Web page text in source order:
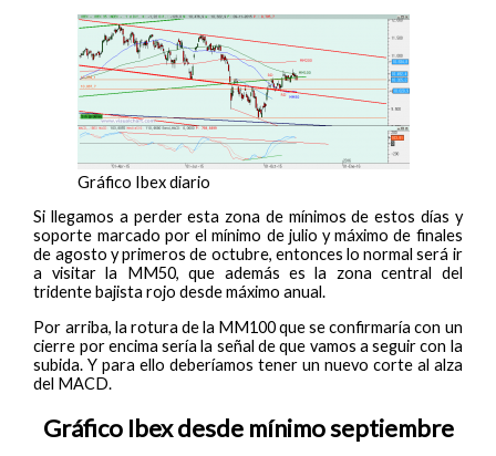
Gráfico Ibex diario
Si llegamos a perder esta zona de mínimos de estos días y
soporte marcado por el mínimo de julio y máximo de finales
de agosto y primeros de octubre, entonces lo normal será ir
a visitar la MM50, que además es la zona central del
tridente bajista rojo desde máximo anual.
Por arriba, la rotura de la MM100 que se confirmaría con un
cierre por encima sería la señal de que vamos a seguir con la
subida. Y para ello deberíamos tener un nuevo corte al alza
del MACD.
Gráfico Ibex desde mínimo septiembre